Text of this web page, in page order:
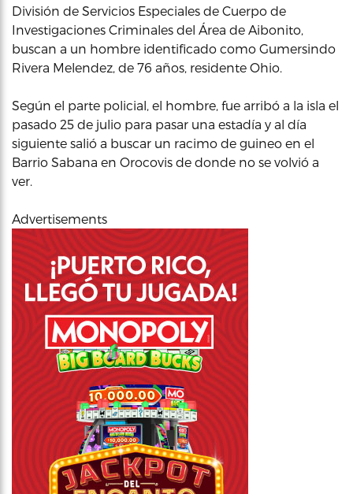
División de Servicios Especiales de Cuerpo de
Investigaciones Criminales del Área de Aibonito,
buscan a un hombre identificado como Gumersindo
Rivera Melendez, de 76 años, residente Ohio.
Según el parte policial, el hombre, fue arribó a la isla el
pasado 25 de julio para pasar una estadía y al día
siguiente salió a buscar un racimo de guineo en el
Barrio Sabana en Orocovis de donde no se volvió a
ver.
Advertisements